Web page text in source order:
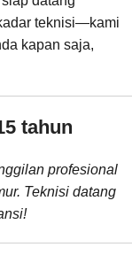
teknisi—kami
kapan saja,
tahun
profesional
Teknisi datang